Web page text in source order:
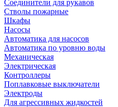
Соединители для рукавов
Стволы пожарные
Шкафы
Насосы
Автоматика для насосов
Автоматика по уровню воды
Механическая
Электрическая
Контроллеры
Поплавковые выключатели
Электроды
Для агрессивных жидкостей